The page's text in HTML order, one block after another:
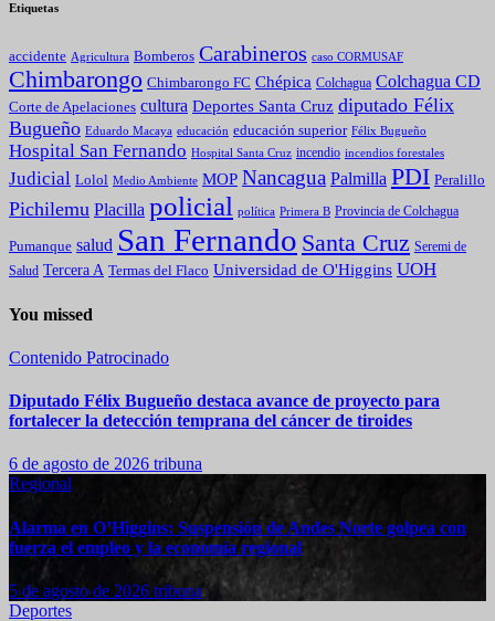
Etiquetas
accidente Agricultura Bomberos Carabineros caso CORMUSAF
Chimbarongo Chimbarongo FC Chépica Colchagua Colchagua CD
Corte de Apelaciones cultura Deportes Santa Cruz diputado Félix
Bugueño Eduardo Macaya educación educación superior Félix Bugueño
Hospital San Fernando Hospital Santa Cruz incendio incendios forestales
Judicial Lolol Medio Ambiente MOP Nancagua Palmilla PDI Peralillo
Pichilemu Placilla policial política Primera B Provincia de Colchagua
Pumanque salud San Fernando Santa Cruz Seremi de
Salud Tercera A Termas del Flaco Universidad de O'Higgins UOH
You missed
Contenido Patrocinado
Diputado Félix Bugueño destaca avance de proyecto para
fortalecer la detección temprana del cáncer de tiroides
6 de agosto de 2026 tribuna
Regional
Alarma en O’Higgins: Suspensión de Andes Norte golpea con
fuerza el empleo y la economía regional
5 de agosto de 2026 tribuna
Deportes